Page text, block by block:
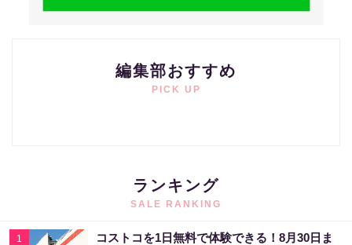
編集部おすすめ
PICK UP
ランキング
SALE RANKING
1
コストコを1日無料で体験できる！8月30日ま